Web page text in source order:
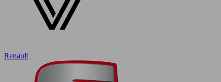
Renault